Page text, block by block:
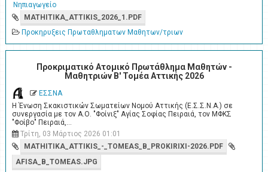
Νηπιαγωγείο
MATHITIKA_ATTIKIS_2026_1.PDF
Προκηρυξεις Πρωταθληματων Μαθητων/τριων
Προκριματικό Ατομικό Πρωτάθλημα Μαθητών -
Μαθητριών Β' Τομέα Αττικής 2026
ΕΣΣΝΑ
Η Ένωση Σκακιστικών Σωματείων Νομού Αττικής (Ε.Σ.Σ.Ν.Α.) σε
συνεργασία με τον Α.Ο. "Φοίνιξ" Αγίας Σοφίας Πειραιά, τον ΜΦΚΣ
"Φοίβο" Πειραιά,…
Τρίτη, 03 Μάρτιος 2026 01:01
MATHITIKA_ATTIKIS_-_TOMEAS_B_PROKIRIXI-2026.PDF
AFISA_B_TOMEAS.JPG